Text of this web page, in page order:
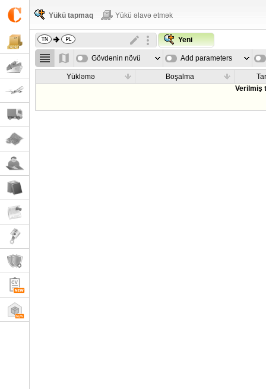
Yükü tapmaq Yükü əlavə etmək
Yeni
Gövdənin növü Add parameters
Yükləmə Boşalma
Verilmiş